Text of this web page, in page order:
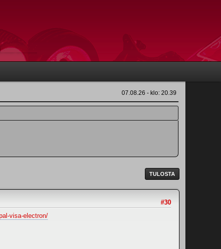
07.08.26 - klo: 20.39
TULOSTA
#30
visa-electron/